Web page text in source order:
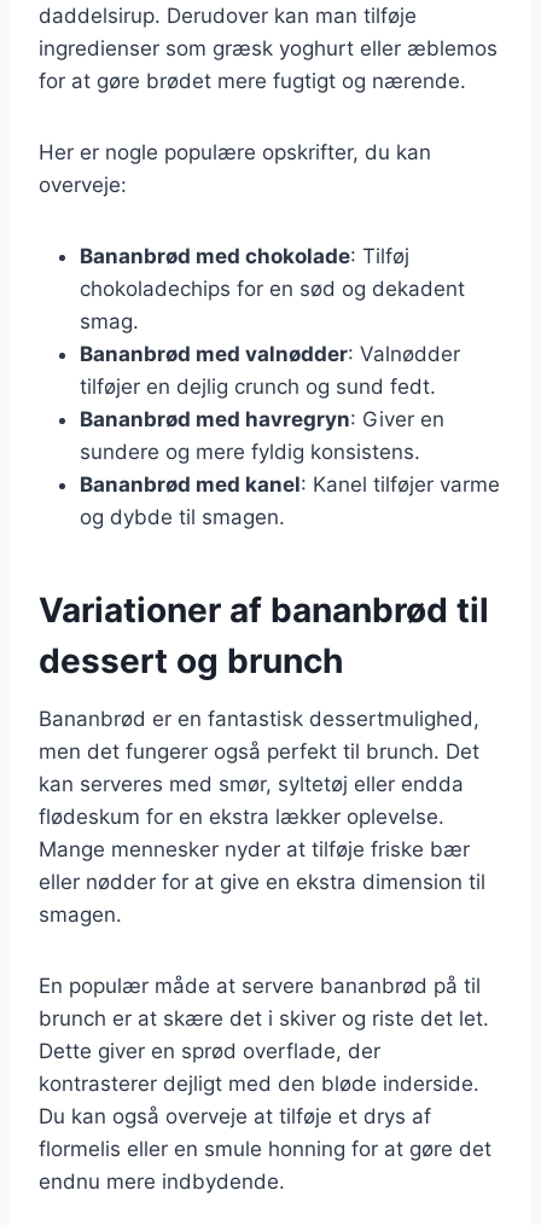
daddelsirup. Derudover kan man tilføje
ingredienser som græsk yoghurt eller æblemos
for at gøre brødet mere fugtigt og nærende.
Her er nogle populære opskrifter, du kan
overveje:
Bananbrød med chokolade: Tilføj
chokoladechips for en sød og dekadent
smag.
Bananbrød med valnødder: Valnødder
tilføjer en dejlig crunch og sund fedt.
Bananbrød med havregryn: Giver en
sundere og mere fyldig konsistens.
Bananbrød med kanel: Kanel tilføjer varme
og dybde til smagen.
Variationer af bananbrød til
dessert og brunch
Bananbrød er en fantastisk dessertmulighed,
men det fungerer også perfekt til brunch. Det
kan serveres med smør, syltetøj eller endda
flødeskum for en ekstra lækker oplevelse.
Mange mennesker nyder at tilføje friske bær
eller nødder for at give en ekstra dimension til
smagen.
En populær måde at servere bananbrød på til
brunch er at skære det i skiver og riste det let.
Dette giver en sprød overflade, der
kontrasterer dejligt med den bløde inderside.
Du kan også overveje at tilføje et drys af
flormelis eller en smule honning for at gøre det
endnu mere indbydende.